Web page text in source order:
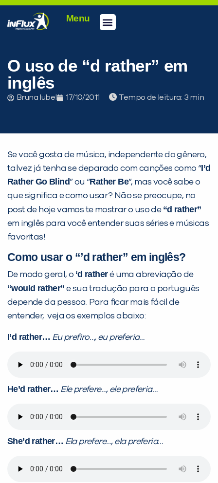
Menu
O uso de “d rather” em
inglês
Bruna Iubel 17/10/2011 Tempo de leitura:
Se você gosta de música, independente do gênero,
talvez já tenha se deparado com canções como “I’d
Rather Go Blind” ou “Rather Be”, mas você sabe o
que significa e como usar? Não se preocupe, no
post de hoje vamos te mostrar o uso de “d rather”
em inglês para você entender suas séries e músicas
favoritas!
Como usar o “’d rather” em inglês?
De modo geral, o ‘d ratheré uma abreviação de
“would rather” e sua tradução para o português
depende da pessoa. Para ficar mais fácil de
entender, veja os exemplos abaixo:
I’d rather… Eu prefiro…, eu preferia…
He’d rather… Ele prefere…, ele preferia…
She’d rather… Ela prefere…, ela preferia…
PEÇA UMA DEMONSTRAÇÃO DE MÉTODO
Desculpe!
Não encontramos nenhuma unidade
você digitou.
já vamos te colocar em contato